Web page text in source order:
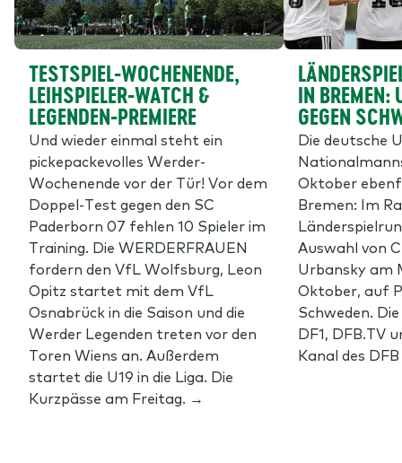
TESTSPIEL-WOCHENENDE,
LEIHSPIELER-WATCH &
LEGENDEN-PREMIERE
Und wieder einmal steht ein
pickepackevolles Werder-
Wochenende vor der Tür! Vor dem
Doppel-Test gegen den SC
Paderborn 07 fehlen 10 Spieler im
Training. Die WERDERFRAUEN
fordern den VfL Wolfsburg, Leon
Opitz startet mit dem VfL
Osnabrück in die Saison und die
Werder Legenden treten vor den
Toren Wiens an. Außerdem
startet die U19 in die Liga. Die
Kurzpässe am Freitag. →
IN BREMEN:
GEGEN
Die deutsche
Oktober
Bremen: Im
Auswahl von
Urbansky am
Oktober, auf
Schweden.
DF1, DFB.TV
Kanal des